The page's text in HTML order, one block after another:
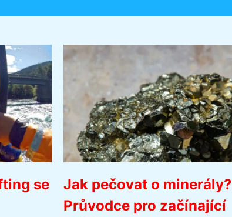
se
Jak pečovat o minerály?
Průvodce pro začínající